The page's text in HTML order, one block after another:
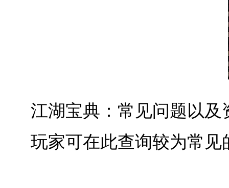
江湖宝典：常见问题以及
玩家可在此查询较为常见